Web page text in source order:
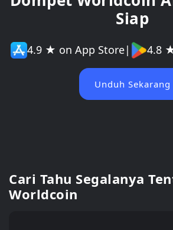
Siap
4.9 ★ on App Store| 4.8
Unduh Sekarang
Cari Tahu Segalanya
Worldcoin